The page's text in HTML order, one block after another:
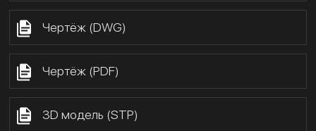
Чертёж (DWG)
Чертёж (PDF)
3D модель (STP)